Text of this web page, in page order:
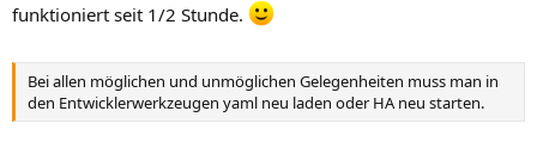
funktioniert seit 1/2 Stunde.
Bei allen möglichen und unmöglichen Gelegenheiten muss man in
den Entwicklerwerkzeugen yaml neu laden oder HA neu starten.